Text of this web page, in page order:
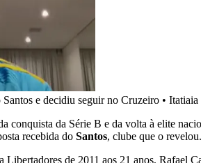
e decidiu seguir no Cruzeiro • Itatiaia
conquista da Série B e da volta à elite
recebida do Santos, clube que o revelou.
de 2011 aos 21 anos,